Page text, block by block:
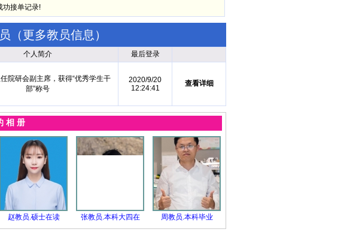
功接单记录!
（更多教员信息 ）
个人简介 最后登录
院研会副主席，获得“优秀学生干
部”称号
2020/9/20
12:24:41
查看详细
相 册
赵教员.硕士在读 张教员.本科大四在 周教员.本科毕业